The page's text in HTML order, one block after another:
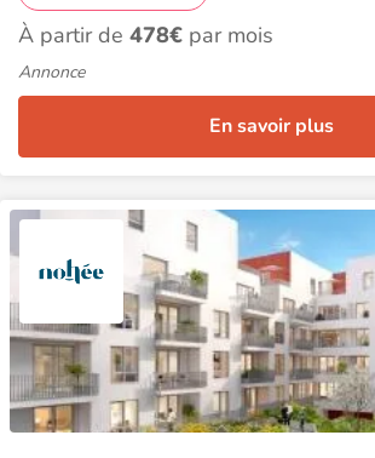
À partir de 478€ par mois
Annonce
En savoir plus